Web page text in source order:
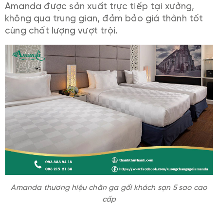
Amanda được sản xuất trực tiếp tại xưởng,
không qua trung gian, đảm bảo giá thành tốt
cùng chất lượng vượt trội.
Amanda thương hiệu chăn ga gối khách sạn 5 sao cao
cấp